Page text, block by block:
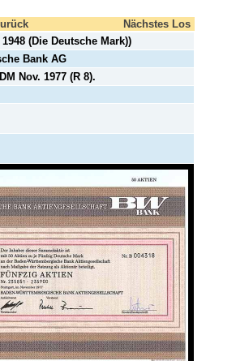
Nächstes Los
(Die Deutsche Mark))
Bank AG
Nov. 1977 (R 8).